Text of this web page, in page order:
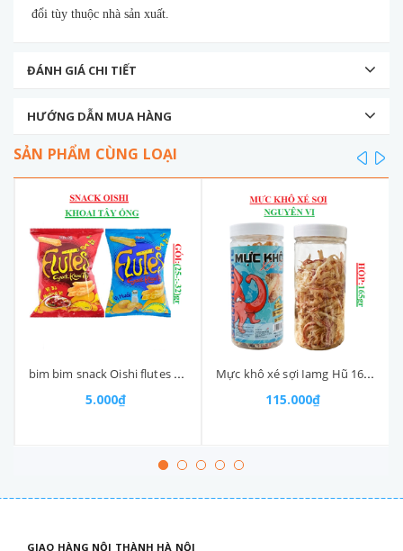
đổi tùy thuộc nhà sản xuất.
ĐÁNH GIÁ CHI TIẾT
HƯỚNG DẪN MUA HÀNG
SẢN PHẨM CÙNG LOẠI
bim bim snack Oishi flutes 5k gói nhỡ (25-:-35)g
5.000₫
Mực khô xé sợi Iamg Hũ 165gr
115.000₫
prev
GIAO HÀNG NỘI THÀNH HÀ NỘI